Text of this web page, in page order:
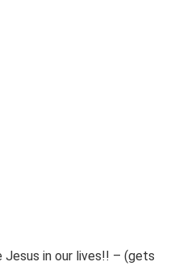
Jesus in our lives!! – (gets